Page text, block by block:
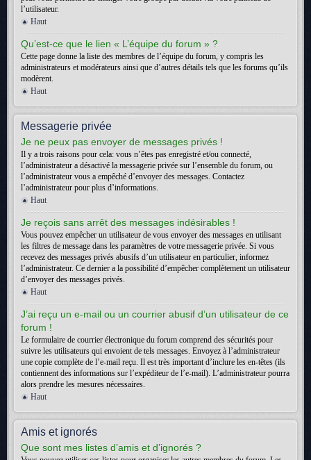
l’utilisateur.
Haut
Qu’est-ce que le lien « L’équipe du forum » ?
Cette page donne la liste des membres de l’équipe du forum, y compris les
administrateurs et modérateurs ainsi que d’autres détails tels que les forums qu’ils
modèrent.
Haut
Messagerie privée
Je ne peux pas envoyer de messages privés !
Il y a trois raisons pour cela: vous n’êtes pas enregistré et/ou connecté,
l’administrateur a désactivé la messagerie privée sur l’ensemble du forum, ou
l’administrateur vous a empêché d’envoyer des messages. Contactez
l’administrateur pour plus d’informations.
Haut
Je reçois sans arrêt des messages indésirables !
Vous pouvez empêcher un utilisateur de vous envoyer des messages en utilisant
les filtres de message dans les paramètres de votre messagerie privée. Si vous
recevez des messages privés abusifs d’un utilisateur en particulier, informez
l’administrateur. Ce dernier a la possibilité d’empêcher complètement un utilisateur
d’envoyer des messages privés.
Haut
J’ai reçu un e-mail ou un courrier abusif d’un utilisateur de ce
forum !
Le formulaire de courrier électronique du forum comprend des sécurités pour
suivre les utilisateurs qui envoient de tels messages. Envoyez à l’administrateur
une copie complète de l’e-mail reçu. Il est très important d’inclure les en-têtes (ils
contiennent des informations sur l’expéditeur de l’e-mail). L’administrateur pourra
alors prendre les mesures nécessaires.
Haut
Amis et ignorés
Que sont mes listes d’amis et d’ignorés ?